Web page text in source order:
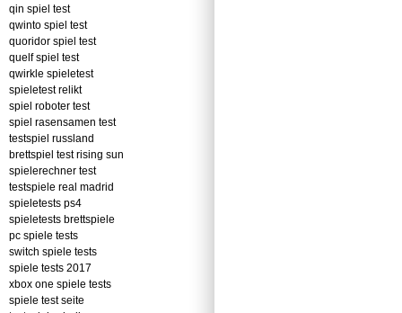
qin spiel test
qwinto spiel test
quoridor spiel test
quelf spiel test
qwirkle spieletest
spieletest relikt
spiel roboter test
spiel rasensamen test
testspiel russland
brettspiel test rising sun
spielerechner test
testspiele real madrid
spieletests ps4
spieletests brettspiele
pc spiele tests
switch spiele tests
spiele tests 2017
xbox one spiele tests
spiele test seite